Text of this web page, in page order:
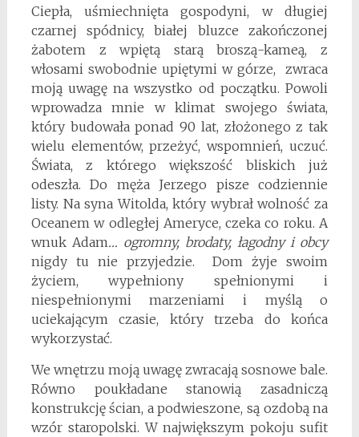
Ciepła, uśmiechnięta gospodyni, w długiej
czarnej spódnicy, białej bluzce zakończonej
żabotem z wpiętą starą broszą-kameą, z
włosami swobodnie upiętymi w górze, zwraca
moją uwagę na wszystko od początku. Powoli
wprowadza mnie w klimat swojego świata,
który budowała ponad 90 lat, złożonego z tak
wielu elementów, przeżyć, wspomnień, uczuć.
Świata, z którego większość bliskich już
odeszła. Do męża Jerzego pisze codziennie
listy. Na syna Witolda, który wybrał wolność za
Oceanem w odległej Ameryce, czeka co roku. A
wnuk Adam… ogromny, brodaty, łagodny i obcy
nigdy tu nie przyjedzie. Dom żyje swoim
życiem, wypełniony spełnionymi i
niespełnionymi marzeniami i myślą o
uciekającym czasie, który trzeba do końca
wykorzystać.
We wnętrzu moją uwagę zwracają sosnowe bale.
Równo poukładane stanowią zasadniczą
konstrukcję ścian, a podwieszone, są ozdobą na
wzór staropolski. W największym pokoju sufit